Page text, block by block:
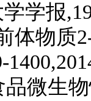
学报
体物质
品微生